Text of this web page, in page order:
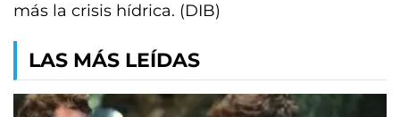
más la crisis hídrica. (DIB)
LAS MÁS LEÍDAS